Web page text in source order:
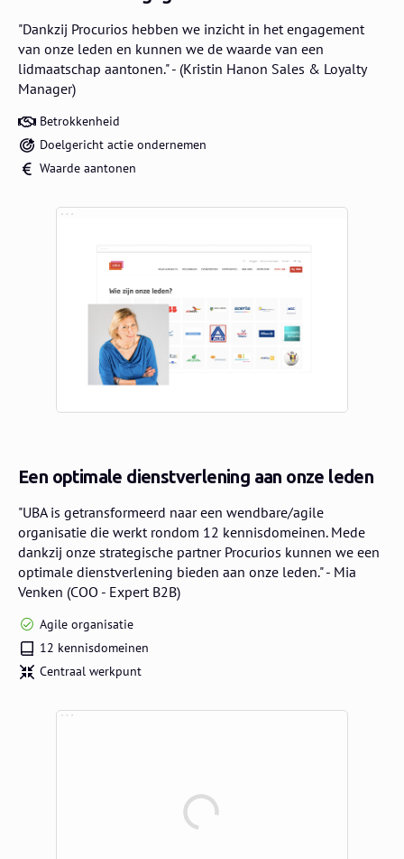
"Dankzij Procurios hebben we inzicht in het engagement
van onze leden en kunnen we de waarde van een
lidmaatschap aantonen." - (Kristin Hanon Sales & Loyalty
Manager)
Betrokkenheid
Doelgericht actie ondernemen
Waarde aantonen
Een optimale dienstverlening aan onze leden
"UBA is getransformeerd naar een wendbare/agile
organisatie die werkt rondom 12 kennisdomeinen. Mede
dankzij onze strategische partner Procurios kunnen we een
optimale dienstverlening bieden aan onze leden." - Mia
Venken (COO - Expert B2B)
Agile organisatie
12 kennisdomeinen
Centraal werkpunt